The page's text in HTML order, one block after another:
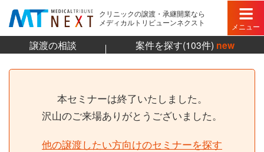
クリニックの譲渡・承継開業なら
メディカルトリビューンネクスト
メニュー
譲渡の相談 案件を探す(103件) new
本セミナーは終了いたしました。
沢山のご来場ありがとうございました。
他の譲渡したい方向けのセミナーを探す